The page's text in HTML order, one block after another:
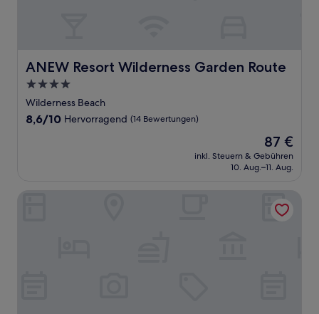
ANEW Resort Wilderness Garden Route
ANEW Resort Wilderness Garden Route
4.0-
Sterne-
Unterkunft
Wilderness Beach
8.6
8,6/10 Hervorragend (14 Bewertungen)
Der
Preis
beträgt
87 €
inkl. Steuern & Gebühren
10. Aug.–11. Aug.